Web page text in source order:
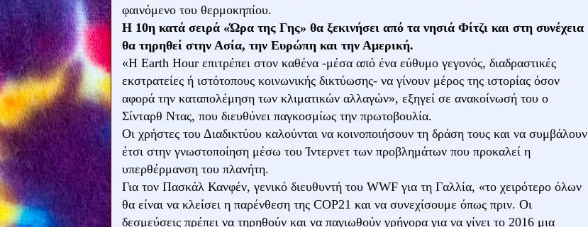
φαινόμενο του θερμοκηπίου.
Η 10η κατά σειρά «Ώρα της Γης» θα ξεκινήσει από τα νησιά Φίτζι και στη συνέχεια
θα τηρηθεί στην Ασία, την Ευρώπη και την Αμερική.
«Η Earth Hour επιτρέπει στον καθένα -μέσα από ένα εύθυμο γεγονός, διαδραστικές
εκστρατείες ή ιστότοπους κοινωνικής δικτύωσης- να γίνουν μέρος της ιστορίας όσον
αφορά την καταπολέμηση των κλιματικών αλλαγών», εξηγεί σε ανακοίνωσή του ο
Σίνταρθ Ντας, που διευθύνει παγκοσμίως την πρωτοβουλία.
Οι χρήστες του Διαδικτύου καλούνται να κοινοποιήσουν τη δράση τους και να συμβάλουν
έτσι στην γνωστοποίηση μέσω του Ίντερνετ των προβλημάτων που προκαλεί η
υπερθέρμανση του πλανήτη.
Για τον Πασκάλ Κανφέν, γενικό διευθυντή του WWF για τη Γαλλία, «το χειρότερο όλων
θα είναι να κλείσει η παρένθεση της COP21 και να συνεχίσουμε όπως πριν. Οι
δεσμεύσεις πρέπει να τηρηθούν και να παγιωθούν γρήγορα για να γίνει το 2016 μια